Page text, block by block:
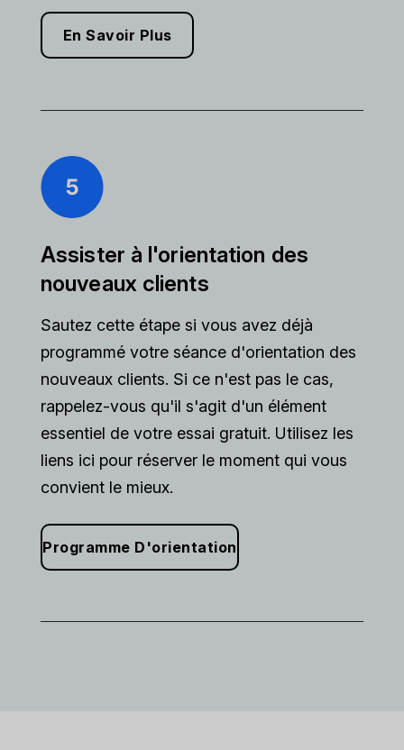
En Savoir Plus
Assister à l'orientation des
nouveaux clients
Sautez cette étape si vous avez déjà
programmé votre séance d'orientation des
nouveaux clients. Si ce n'est pas le cas,
rappelez-vous qu'il s'agit d'un élément
essentiel de votre essai gratuit. Utilisez les
liens ici pour réserver le moment qui vous
convient le mieux.
Programme D'orientation